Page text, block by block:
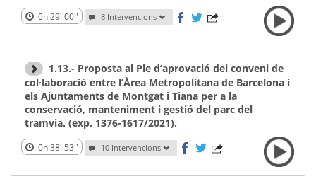
0h 29' 00'' 8 Intervencions
1.13.- Proposta al Ple d’aprovació del conveni de
col·laboració entre l’Àrea Metropolitana de Barcelona i
els Ajuntaments de Montgat i Tiana per a la
conservació, manteniment i gestió del parc del
tramvia. (exp. 1376-1617/2021).
0h 38' 53'' 10 Intervencions